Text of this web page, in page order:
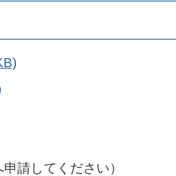
請してください）